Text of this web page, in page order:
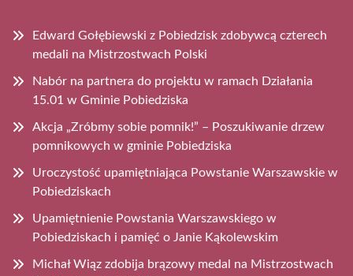
Edward Gołębiewski z Pobiedzisk zdobywcą czterech
medali na Mistrzostwach Polski
Nabór na partnera do projektu w ramach Działania
15.01 w Gminie Pobiedziska
Akcja „Zróbmy sobie pomnik!” – Poszukiwanie drzew
pomnikowych w gminie Pobiedziska
Uroczystość upamiętniająca Powstanie Warszawskie w
Pobiedziskach
Upamiętnienie Powstania Warszawskiego w
Pobiedziskach i pamięć o Janie Kąkolewskim
Michał Wiąz zdobija brązowy medal na Mistrzostwach